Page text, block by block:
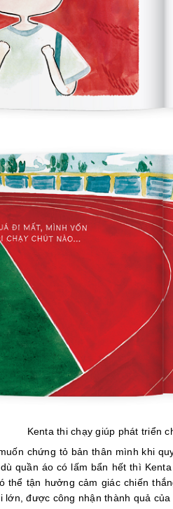
Kenta thi chạy giúp phát triển
chứng tỏ bản thân mình khi
quần áo có lấm bẩn hết thì
thể tận hưởng cảm giác chiến
được công nhận thành quả của